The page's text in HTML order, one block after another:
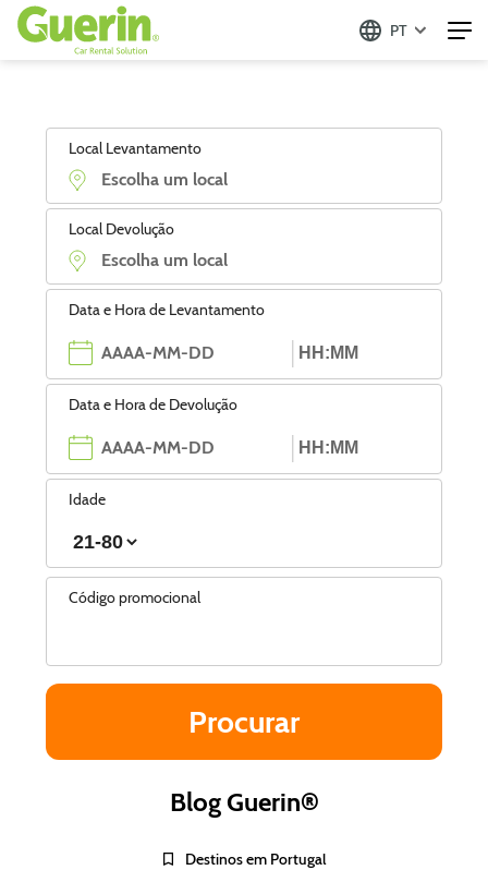
PT
Local Levantamento
Local Devolução
Data e Hora de Levantamento
Data e Hora de Devolução
Idade
Código promocional
Blog Guerin®
Destinos em Portugal